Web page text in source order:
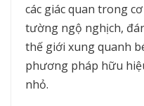
các giác quan trong
tường ngộ nghịch,
thế giới xung quanh
phương pháp hữu
nhỏ.